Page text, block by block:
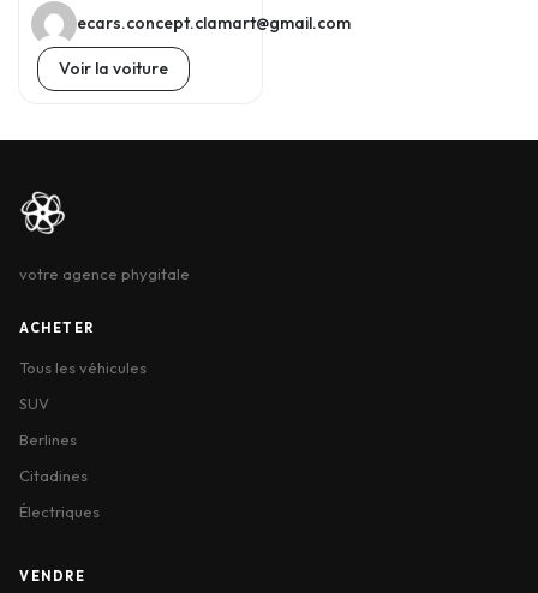
ecars.concept.clamart@gmail.com
Voir la voiture
votre agence phygitale
ACHETER
Tous les véhicules
SUV
Berlines
Citadines
Électriques
VENDRE